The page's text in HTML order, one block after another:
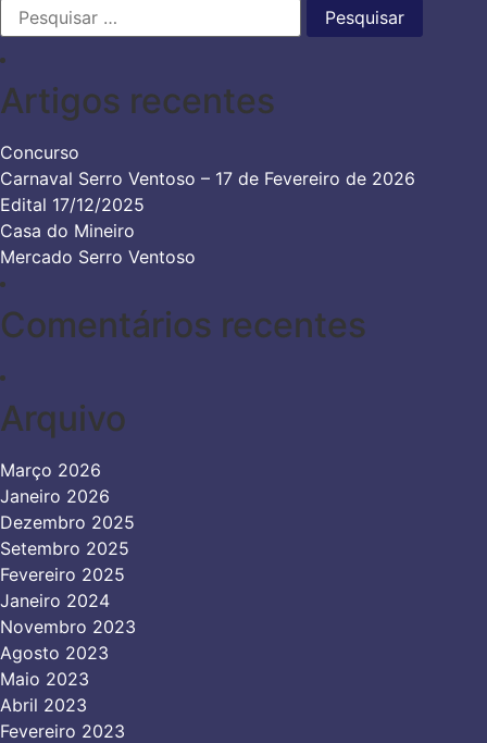
Pesquisar
por:
Artigos recentes
Concurso
Carnaval Serro Ventoso – 17 de Fevereiro de 2026
Edital 17/12/2025
Casa do Mineiro
Mercado Serro Ventoso
Comentários recentes
Arquivo
Março 2026
Janeiro 2026
Dezembro 2025
Setembro 2025
Fevereiro 2025
Janeiro 2024
Novembro 2023
Agosto 2023
Maio 2023
Abril 2023
Fevereiro 2023